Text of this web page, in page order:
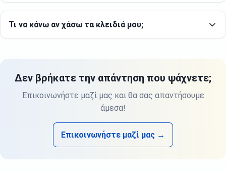
Τι να κάνω αν χάσω τα κλειδιά μου;
Δεν βρήκατε την απάντηση που ψάχνετε;
Επικοινωνήστε μαζί μας και θα σας απαντήσουμε
άμεσα!
Επικοινωνήστε μαζί μας →